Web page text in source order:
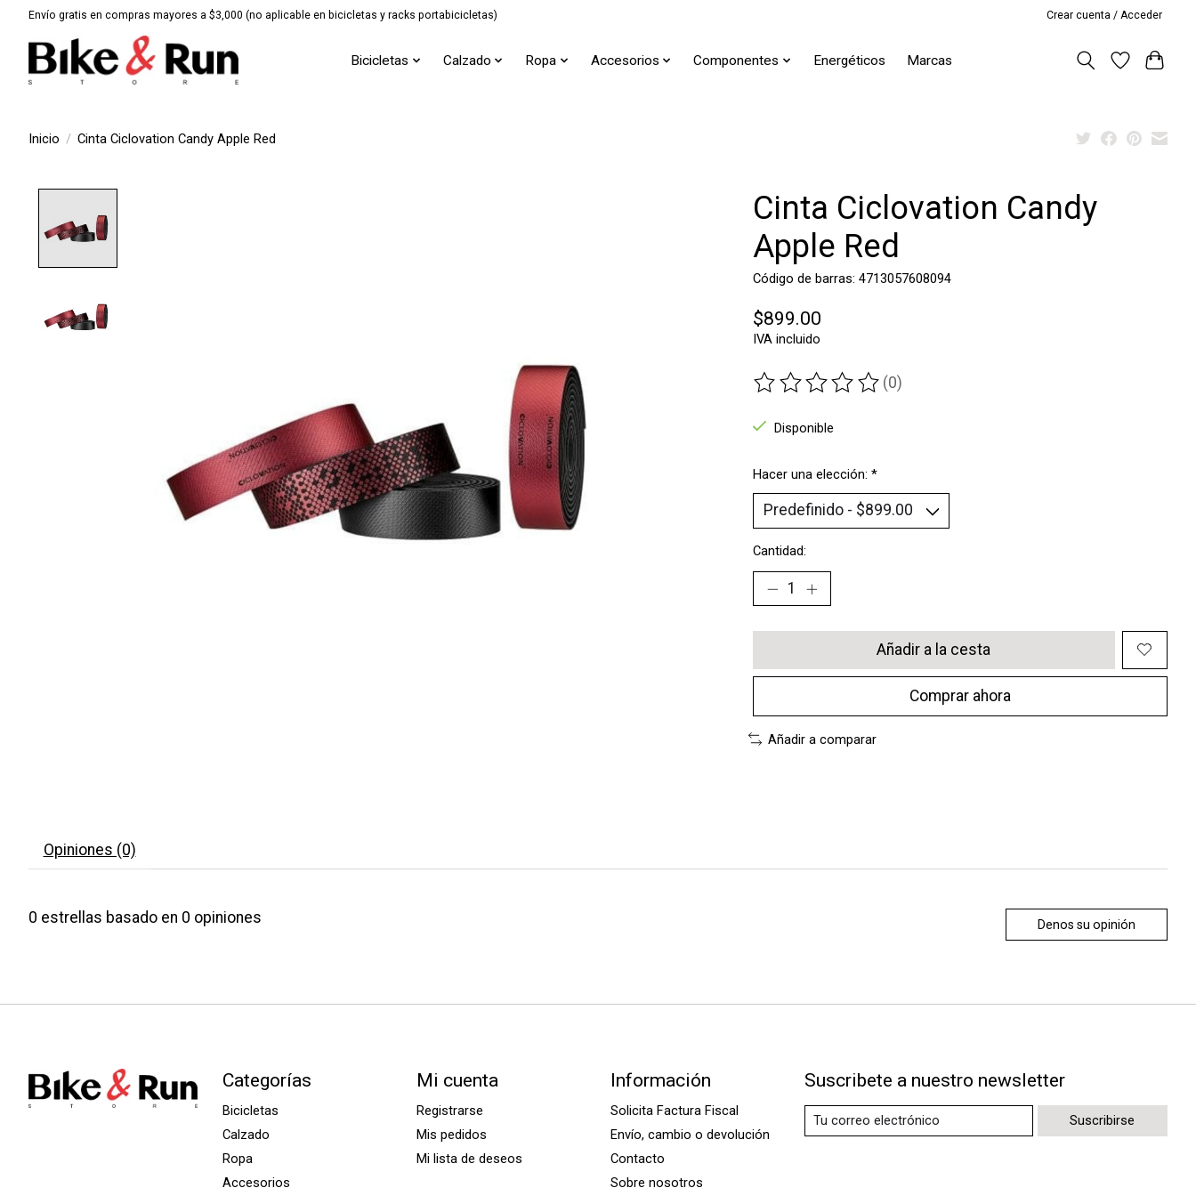
Envío gratis en compras mayores a $3,000 (no aplicable en bicicletas y racks portabicicletas) Crear cuenta / Acceder
Bicicletas Calzado Ropa Accesorios Componentes Energéticos Marcas
Inicio / Cinta Ciclovation Candy Apple Red
Cinta Ciclovation Candy
Apple Red
Código de barras: 4713057608094
$899.00
IVA incluido
The rating of this product is
(0)
Disponible
Hacer una elección: *
Cantidad:
Añadir a la cesta
Comprar ahora
Añadir a comparar
Opiniones (0)
0 estrellas basado en 0 opiniones Denos su opinión
Categorías
Bicicletas
Calzado
Ropa
Accesorios
Mi cuenta
Registrarse
Mis pedidos
Mi lista de deseos
Información
Solicita Factura Fiscal
Envío, cambio o devolución
Contacto
Sobre nosotros
Suscribete a nuestro newsletter
Suscribirse